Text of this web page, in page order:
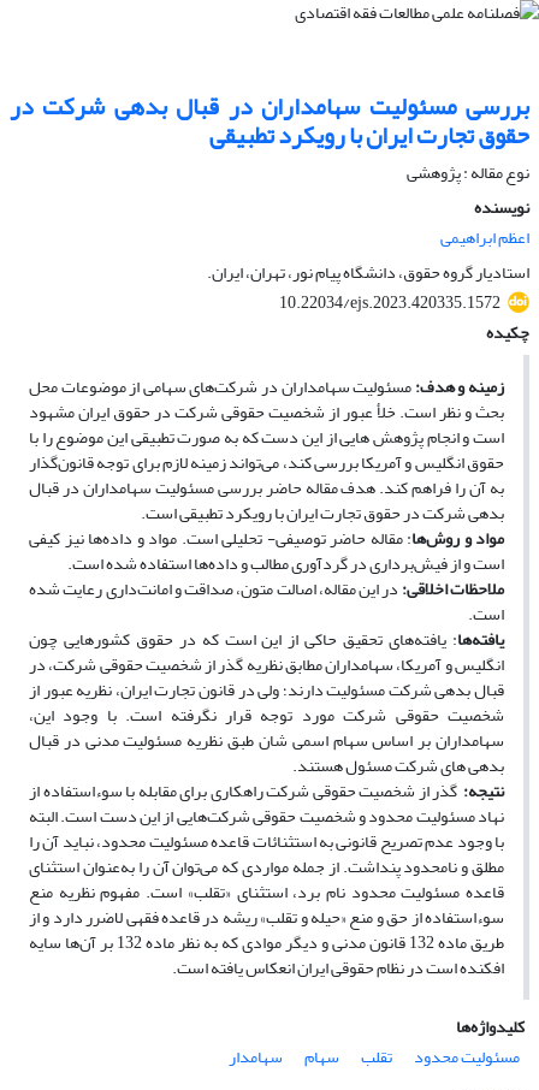
بررسی مسئولیت سهامداران در قبال بدهی شرکت در
حقوق تجارت ایران با رویکرد تطبیقی
نوع مقاله : پژوهشی
نویسنده
اعظم ابراهیمی
استادیار گروه حقوق، دانشگاه پیام نور، تهران، ایران.
10.22034/ejs.2023.420335.1572
چکیده
زمینه و هدف:مسئولیت سهامداران در شرکت‌های سهامی از موضوعات محل
بحث و نظر است. خلأ عبور از شخصیت حقوقی شرکت در حقوق ایران مشهود
است و انجام پژوهش­ هایی از این دست که به­ صورت تطبیقی این موضوع را با
حقوق انگلیس و آمریکا بررسی کند، می‌تواند زمینه لازم برای توجه قانون‌گذار
به آن را فراهم کند. هدف مقاله حاضر بررسی مسئولیت سهامداران در قبال
بدهی شرکت در حقوق تجارت ایران با رویکرد تطبیقی است.
مواد و روش‌ها: مقاله حاضر توصیفی- تحلیلی است. مواد و داده‌ها نیز کیفی
است و از فیش‌برداری در گردآوری مطالب و داده‌ها استفاده ‌شده است.
ملاحظات اخلاقی:در این مقاله، اصالت متون، صداقت و امانت‌داری رعایت شده
است.
یافته‌ها: یافته‌های تحقیق حاکی از این است که در حقوق کشورهایی چون
انگلیس و آمریکا، سهامداران مطابق نظریه گذر از شخصیت حقوقی شرکت، در
قبال بدهی شرکت مسئولیت دارند؛ ولی در قانون تجارت ایران، نظریه عبور از
شخصیت حقوقی شرکت مورد توجه قرار نگرفته است. با وجود این،
سهامداران بر اساس سهام اسمی­ شان طبق نظریه مسئولیت مدنی در قبال
بدهی­ های شرکت مسئول هستند.
نتیجه: گذر از شخصیت حقوقی شرکت راهکاری برای مقابله با سوءاستفاده از
نهاد مسئولیت محدود و شخصیت حقوقی شرکت‌هایی از این‌ دست است. البته
با وجود عدم تصریح قانونی به استثنائات قاعده مسئولیت محدود، نباید آن را
مطلق و نامحدود پنداشت. از جمله مواردی که می‌توان آن را به‌عنوان استثنای
قاعده مسئولیت محدود نام برد، استثنای «تقلب» است. مفهوم نظریه منع
سوءاستفاده از حق و منع «حیله و تقلب» ریشه در قاعده فقهی لاضرر دارد و از
طریق ماده 132 قانون مدنی و دیگر موادی که به نظر ماده 132 بر آن‌ها سایه
افکنده است در نظام حقوقی ایران انعکاس یافته است.
کلیدواژه‌ها
مسئولیت محدود
تقلب سهام
سهامدار